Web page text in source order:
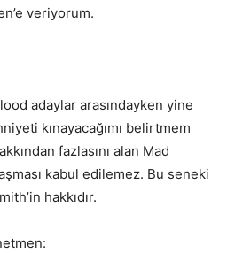
veriyorum.
adaylar arasındayken yine
kınayacağımı belirtmem
fazlasını alan Mad
kabul edilemez. Bu seneki
hakkıdır.